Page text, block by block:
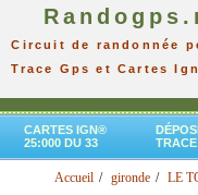
Circuit de randonnée
Trace Gps et Cartes
CARTES IGN®
25:000 DU 33
Accueil gironde LE